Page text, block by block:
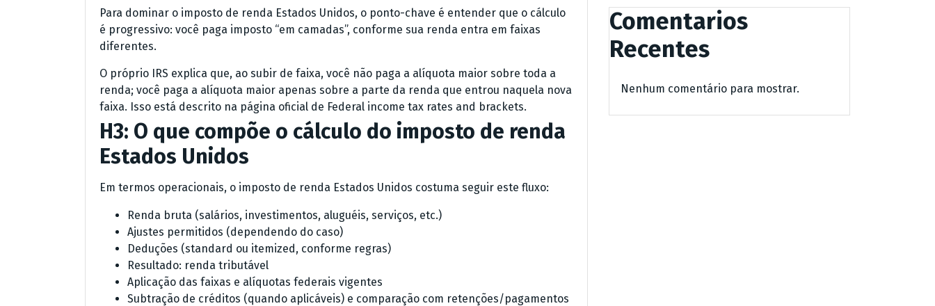
Para dominar o imposto de renda Estados Unidos, o ponto-chave é entender que o cálculo
é progressivo: você paga imposto “em camadas”, conforme sua renda entra em faixas
diferentes.
O próprio IRS explica que, ao subir de faixa, você não paga a alíquota maior sobre toda a
renda; você paga a alíquota maior apenas sobre a parte da renda que entrou naquela nova
faixa. Isso está descrito na página oficial de Federal income tax rates and brackets.
H3: O que compõe o cálculo do imposto de renda
Estados Unidos
Em termos operacionais, o imposto de renda Estados Unidos costuma seguir este fluxo:
Renda bruta (salários, investimentos, aluguéis, serviços, etc.)
Ajustes permitidos (dependendo do caso)
Deduções (standard ou itemized, conforme regras)
Resultado: renda tributável
Aplicação das faixas e alíquotas federais vigentes
Subtração de créditos (quando aplicáveis) e comparação com retenções/pagamentos
Comentarios
Recentes
Nenhum comentário para mostrar.